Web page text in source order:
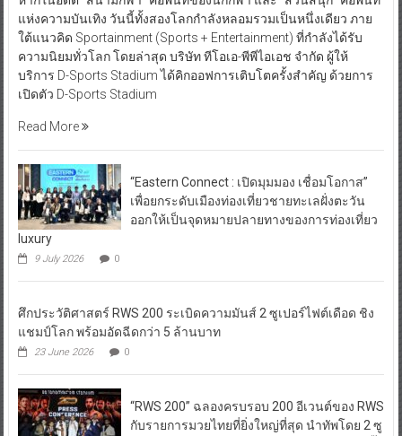
แห่งความบันเทิง วันนี้ทั้งสองโลกกำลังหลอมรวมเป็นหนึ่งเดียว ภาย
ใต้แนวคิด Sportainment (Sports + Entertainment) ที่กำลังได้รับ
ความนิยมทั่วโลก โดยล่าสุด บริษัท ทีโอเอ-พีพีไอเอช จำกัด ผู้ให้
บริการ D-Sports Stadium ได้คิกออฟการเติบโตครั้งสำคัญ ด้วยการ
เปิดตัว D-Sports Stadium
Read More
“Eastern Connect : เปิดมุมมอง เชื่อมโอกาส”
เพื่อยกระดับเมืองท่องเที่ยวชายทะเลฝั่งตะวัน
ออกให้เป็นจุดหมายปลายทางของการท่องเที่ยว
luxury
9 July 2026 0
ศึกประวัติศาสตร์ RWS 200 ระเบิดความมันส์ 2 ซูเปอร์ไฟต์เดือด ชิง
แชมป์โลก พร้อมอัดฉีดกว่า 5 ล้านบาท
23 June 2026 0
“RWS 200” ฉลองครบรอบ 200 อีเวนต์ของ RWS
กับรายการมวยไทยที่ยิ่งใหญ่ที่สุด นำทัพโดย 2 ซู